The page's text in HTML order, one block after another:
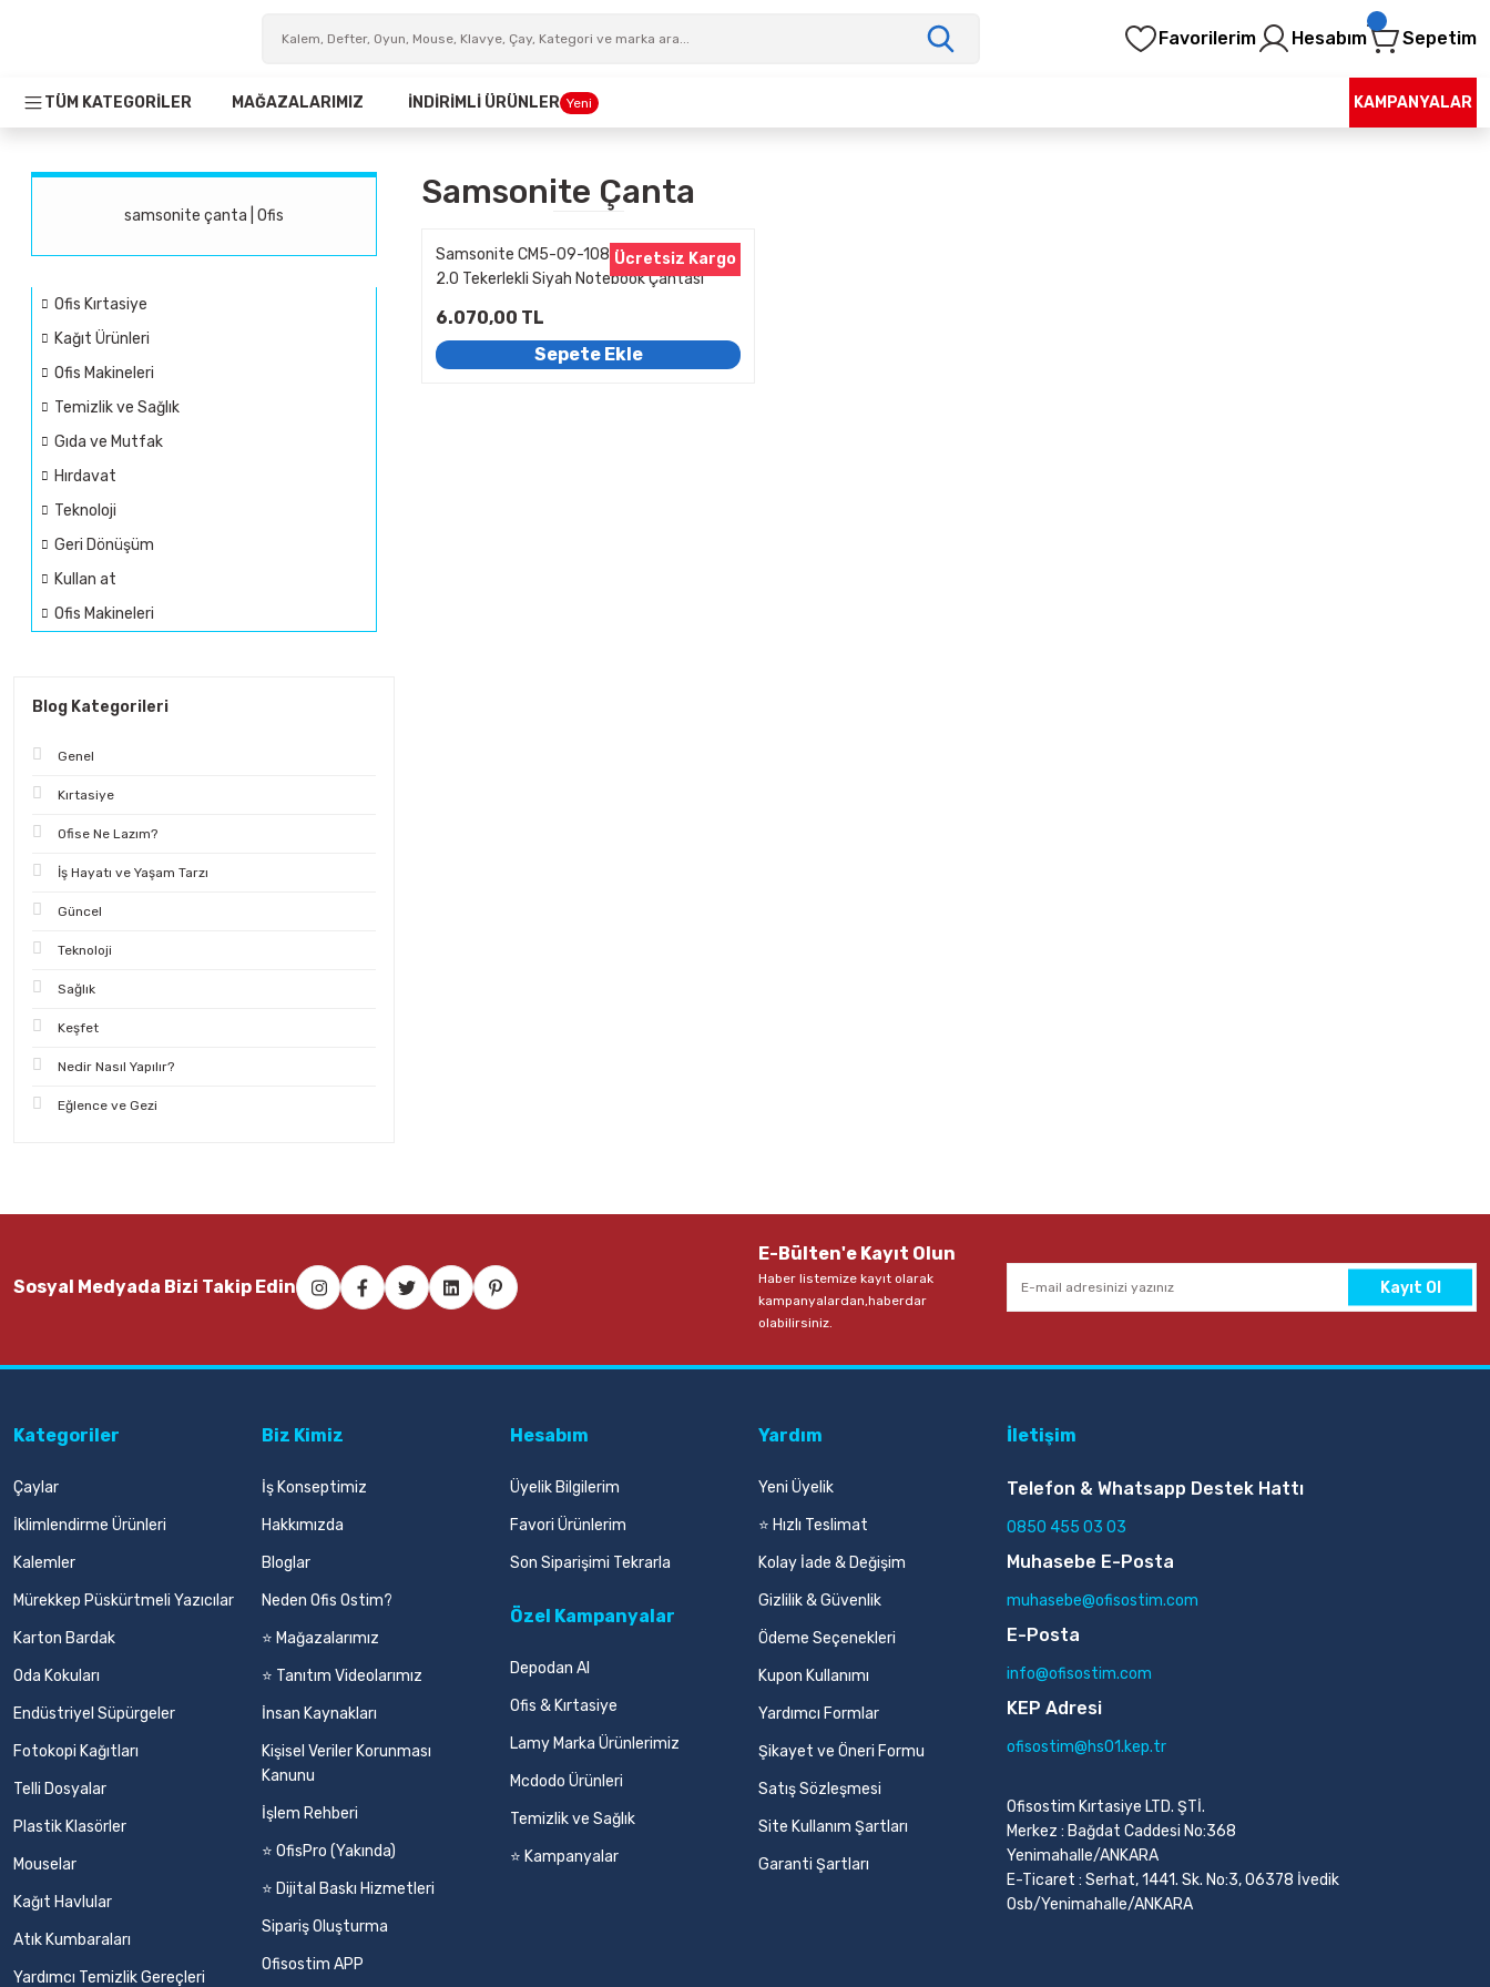
Favorilerim Hesabım Sepetim
TÜM KATEGORİLER MAĞAZALARIMIZ İNDİRİMLİ ÜRÜNLER Yeni KAMPANYALAR
samsonite çanta | Ofis
Ofis Kırtasiye
Kağıt Ürünleri
Ofis Makineleri
Temizlik ve Sağlık
Gıda ve Mutfak
Hırdavat
Teknoloji
Geri Dönüşüm
Kullan at
Ofis Makineleri
Blog Kategorileri
Genel
Kırtasiye
Ofise Ne Lazım?
İş Hayatı ve Yaşam Tarzı
Güncel
Teknoloji
Sağlık
Keşfet
Nedir Nasıl Yapılır?
Eğlence ve Gezi
Samsonite Çanta
Ücretsiz Kargo
Samsonite CM5-09-108 17.3 inç Guard IT
2.0 Tekerlekli Siyah Notebook Çantası
6.070,00 TL
Sepete Ekle
Sosyal Medyada Bizi Takip Edin
E-Bülten'e Kayıt Olun
Haber listemize kayıt olarak
kampanyalardan,haberdar
olabilirsiniz.
Kayıt Ol
Kategoriler
Çaylar
İklimlendirme Ürünleri
Kalemler
Mürekkep Püskürtmeli Yazıcılar
Karton Bardak
Oda Kokuları
Endüstriyel Süpürgeler
Fotokopi Kağıtları
Telli Dosyalar
Plastik Klasörler
Mouselar
Kağıt Havlular
Atık Kumbaraları
Yardımcı Temizlik Gereçleri
Biz Kimiz
İş Konseptimiz
Hakkımızda
Bloglar
Neden Ofis Ostim?
⭐ Mağazalarımız
⭐ Tanıtım Videolarımız
İnsan Kaynakları
Kişisel Veriler Korunması
Kanunu
İşlem Rehberi
⭐ OfisPro (Yakında)
⭐ Dijital Baskı Hizmetleri
Sipariş Oluşturma
Ofisostim APP
Hesabım
Üyelik Bilgilerim
Favori Ürünlerim
Son Siparişimi Tekrarla
Özel Kampanyalar
Depodan Al
Ofis & Kırtasiye
Lamy Marka Ürünlerimiz
Mcdodo Ürünleri
Temizlik ve Sağlık
⭐ Kampanyalar
Yardım
Yeni Üyelik
⭐ Hızlı Teslimat
Kolay İade & Değişim
Gizlilik & Güvenlik
Ödeme Seçenekleri
Kupon Kullanımı
Yardımcı Formlar
Şikayet ve Öneri Formu
Satış Sözleşmesi
Site Kullanım Şartları
Garanti Şartları
İletişim
Telefon & Whatsapp Destek Hattı
0850 455 03 03
Muhasebe E-Posta
muhasebe@ofisostim.com
E-Posta
info@ofisostim.com
KEP Adresi
ofisostim@hs01.kep.tr
Ofisostim Kırtasiye LTD. ŞTİ.
Merkez : Bağdat Caddesi No:368
Yenimahalle/ANKARA
E-Ticaret : Serhat, 1441. Sk. No:3, 06378 İvedik
Osb/Yenimahalle/ANKARA